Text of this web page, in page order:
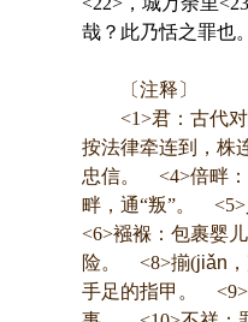
哉？此乃恬之罪也
〔注释〕
<1>君：古代对
按法律牵连到，株
忠信。 <4>倍畔：
畔，通“叛”。
<6>襁褓：包裹婴
险。 <8>揃(jiǎn
手足的指甲。 <9>